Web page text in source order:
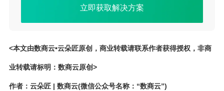
立即获取解决方案
<本文由数商云•云朵匠原创，商业转载请联系作者获得授权，非商
业转载请标明：数商云原创>
作者：云朵匠 | 数商云(微信公众号名称：“数商云”)